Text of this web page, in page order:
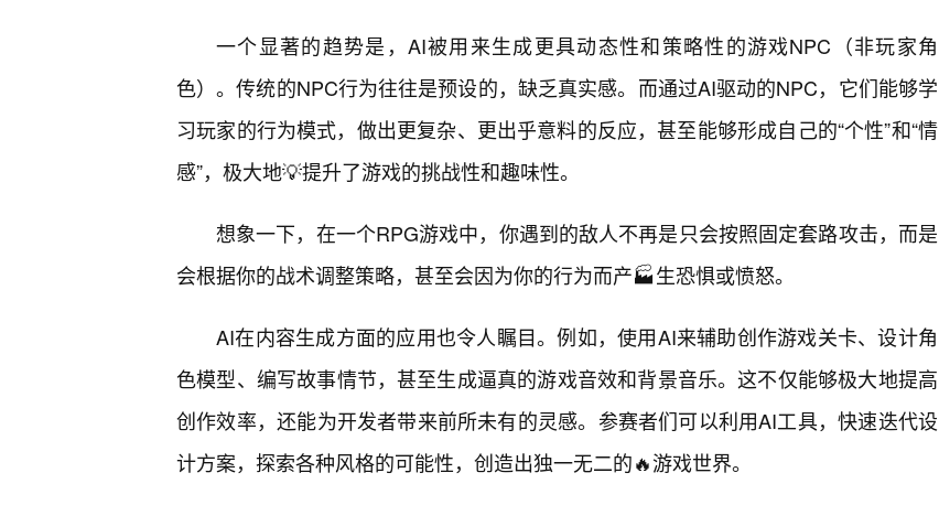
一个显著的趋势是，AI被用来生成更具动态性和策略性的游戏NPC（非玩家角
色）。传统的NPC行为往往是预设的，缺乏真实感。而通过AI驱动的NPC，它们能够学
习玩家的行为模式，做出更复杂、更出乎意料的反应，甚至能够形成自己的“个性”和“情
感”，极大地💡提升了游戏的挑战性和趣味性。
想象一下，在一个RPG游戏中，你遇到的敌人不再是只会按照固定套路攻击，而是
会根据你的战术调整策略，甚至会因为你的行为而产🏭生恐惧或愤怒。
AI在内容生成方面的应用也令人瞩目。例如，使用AI来辅助创作游戏关卡、设计角
色模型、编写故事情节，甚至生成逼真的游戏音效和背景音乐。这不仅能够极大地提高
创作效率，还能为开发者带来前所未有的灵感。参赛者们可以利用AI工具，快速迭代设
计方案，探索各种风格的可能性，创造出独一无二的🔥游戏世界。